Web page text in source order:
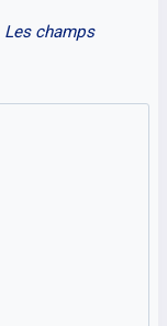
Les champs